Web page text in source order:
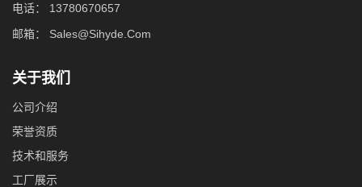
电话： 13780670657
邮箱： Sales@Sihyde.Com
关于我们
公司介绍
荣誉资质
技术和服务
工厂展示